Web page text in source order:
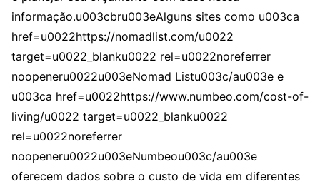
informação.u003cbru003eAlguns sites como u003ca
href=u0022https://nomadlist.com/u0022
target=u0022_blanku0022 rel=u0022noreferrer
noopeneru0022u003eNomad Listu003c/au003e e
u003ca href=u0022https://www.numbeo.com/cost-of-
living/u0022 target=u0022_blanku0022
rel=u0022noreferrer
noopeneru0022u003eNumbeou003c/au003e
oferecem dados sobre o custo de vida em diferentes